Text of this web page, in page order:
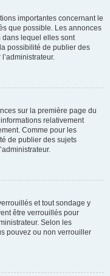
importantes concernant le
que possible. Les annonces
dans lequel elles sont
possibilité de publier des
sur la première page du
relativement
Comme pour les
de publier des sujets
et tout sondage y
être verrouillés pour
Selon les
pouvez ou non verrouiller